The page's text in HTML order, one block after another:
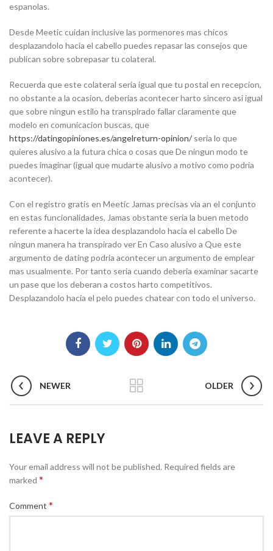
espanolas.
Desde Meetic cuidan inclusive las pormenores mas chicos
desplazandolo hacia el cabello puedes repasar las consejos que
publican sobre sobrepasar tu colateral.
Recuerda que este colateral seria igual que tu postal en recepcion,
no obstante a la ocasion, deberias acontecer harto sincero asi igual
que sobre ningun estilo ha transpirado fallar claramente que
modelo en comunicacion buscas, que
https://datingopiniones.es/angelreturn-opinion/ seria lo que
quieres alusivo a la futura chica o cosas que De ningun modo te
puedes imaginar (igual que mudarte alusivo a motivo como podria
acontecer).
Con el registro gratis en Meetic Jamas precisas via an el conjunto
en estas funcionalidades, Jamas obstante seri­a la buen metodo
referente a hacerte la idea desplazandolo hacia el cabello De
ningun manera ha transpirado ver En Caso alusivo a Que este
argumento de dating podria acontecer un argumento de emplear
mas usualmente. Por tanto seria cuando deberia examinar sacarte
un pase que los deberan a costos harto competitivos.
Desplazandolo hacia el pelo puedes chatear con todo el universo.
NEWER OLDER
LEAVE A REPLY
Your email address will not be published. Required fields are
marked *
Comment *